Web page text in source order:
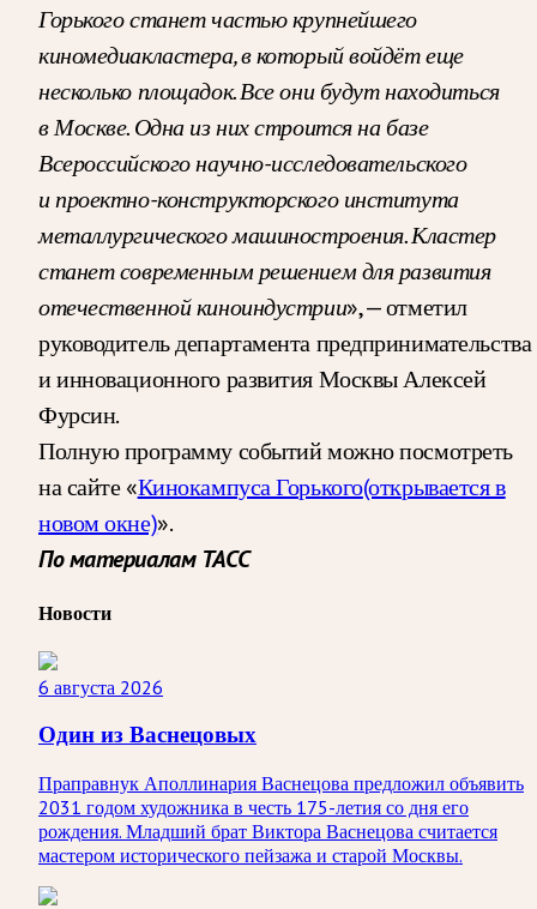
Горького станет частью крупнейшего
киномедиакластера, в который войдёт еще
несколько площадок. Все они будут находиться
в Москве. Одна из них строится на базе
Всероссийского научно-исследовательского
и проектно-конструкторского института
металлургического машиностроения. Кластер
станет современным решением для развития
отечественной киноиндустрии», — отметил
руководитель департамента предпринимательства
и инновационного развития Москвы Алексей
Фурсин.
Полную программу событий можно посмотреть
на сайте «Кинокампуса Горького(открывается в
новом окне)».
По материалам ТАСС
Новости
6 августа 2026
Один из Васнецовых
Праправнук Аполлинария Васнецова предложил объявить
2031 годом художника в честь 175-летия со дня его
рождения. Младший брат Виктора Васнецова считается
мастером исторического пейзажа и старой Москвы.